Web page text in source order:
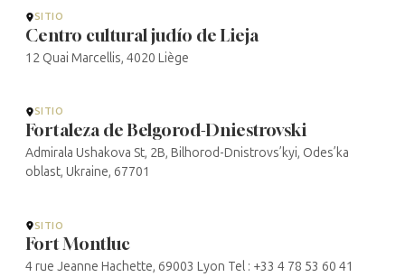
SITIO
Centro cultural judío de Lieja
12 Quai Marcellis, 4020 Liège
SITIO
Fortaleza de Belgorod-Dniestrovski
Admirala Ushakova St, 2В, Bilhorod-Dnistrovs’kyi, Odes’ka
oblast, Ukraine, 67701
SITIO
Fort Montluc
4 rue Jeanne Hachette, 69003 Lyon Tel : +33 4 78 53 60 41